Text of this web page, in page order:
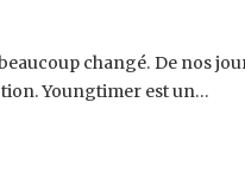
changé. De nos
Youngtimer est un…